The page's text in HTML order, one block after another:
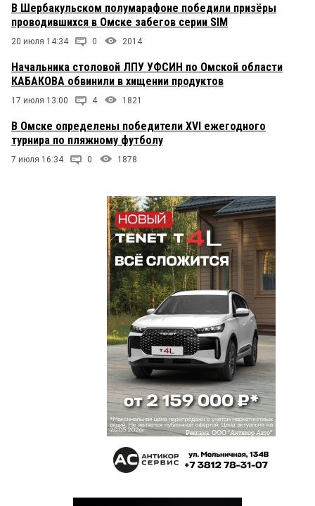
В Шербакульском полумарафоне победили призёры
проводившихся в Омске забегов серии SIM
20 июля 14:34 0 2014
Начальника столовой ЛПУ УФСИН по Омской области
КАБАКОВА обвинили в хищении продуктов
17 июля 13:00 4 1821
В Омске определены победители XVI ежегодного
турнира по пляжному футболу
7 июля 16:34 0 1878